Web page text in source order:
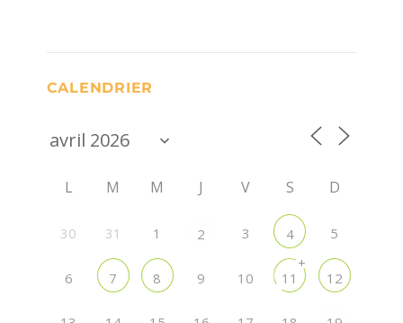
CALENDRIER
L M M J V S D
30 31 1 2 3 4 5
6 7 8 9 10 11
+
12